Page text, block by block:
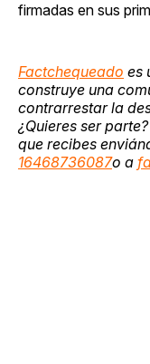
firmadas en sus
Factchequeado es
construye una
contrarrestar la
¿Quieres ser
que recibes
16468736087o a